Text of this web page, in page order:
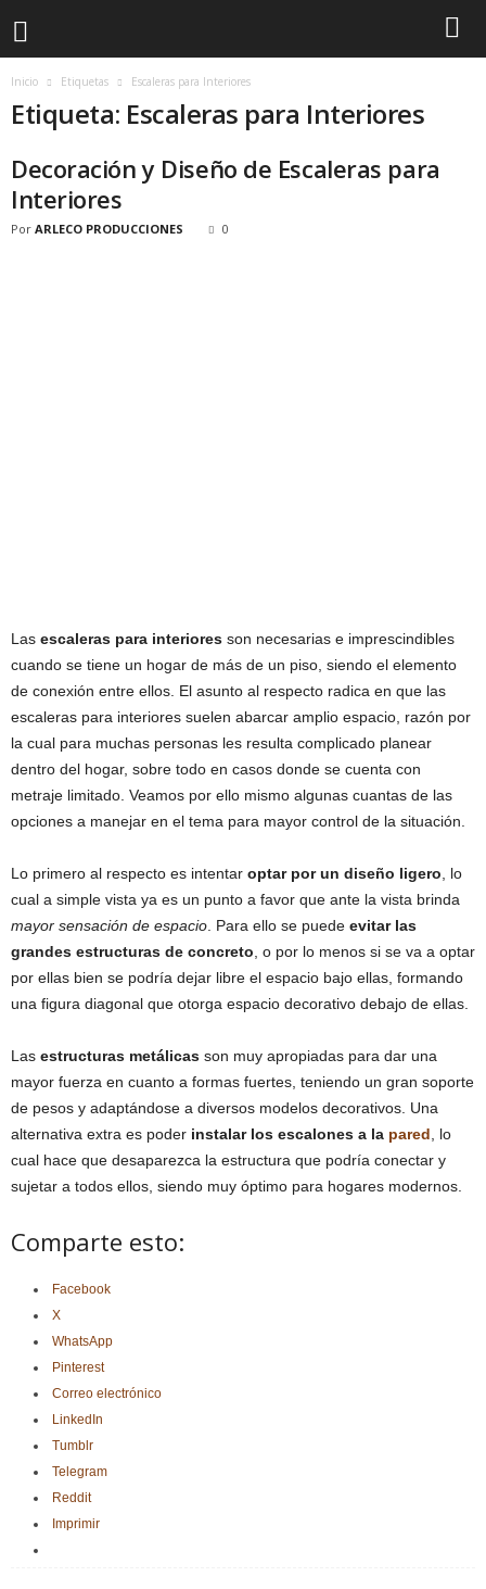
Inicio Etiquetas Escaleras para Interiores
Etiqueta: Escaleras para Interiores
Decoración y Diseño de Escaleras para
Interiores
Por ARLECO PRODUCCIONES 0
Las escaleras para interiores son necesarias e imprescindibles
cuando se tiene un hogar de más de un piso, siendo el elemento
de conexión entre ellos. El asunto al respecto radica en que las
escaleras para interiores suelen abarcar amplio espacio, razón por
la cual para muchas personas les resulta complicado planear
dentro del hogar, sobre todo en casos donde se cuenta con
metraje limitado. Veamos por ello mismo algunas cuantas de las
opciones a manejar en el tema para mayor control de la situación.
Lo primero al respecto es intentar optar por un diseño ligero , lo
cual a simple vista ya es un punto a favor que ante la vista brinda
mayor sensación de espacio . Para ello se puede evitar las
grandes estructuras de concreto , o por lo menos si se va a optar
por ellas bien se podría dejar libre el espacio bajo ellas, formando
una figura diagonal que otorga espacio decorativo debajo de ellas.
Las estructuras metálicas son muy apropiadas para dar una
mayor fuerza en cuanto a formas fuertes, teniendo un gran soporte
de pesos y adaptándose a diversos modelos decorativos. Una
alternativa extra es poder instalar los escalones a la pared , lo
cual hace que desaparezca la estructura que podría conectar y
sujetar a todos ellos, siendo muy óptimo para hogares modernos.
Comparte esto:
Facebook
X
WhatsApp
Pinterest
Correo electrónico
LinkedIn
Tumblr
Telegram
Reddit
Imprimir